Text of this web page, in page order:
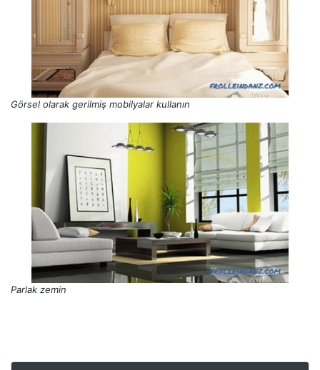
Görsel olarak gerilmiş mobilyalar kullanın
Parlak zemin